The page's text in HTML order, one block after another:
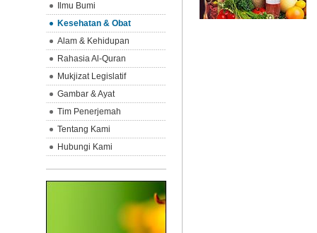
Ilmu Bumi
Kesehatan & Obat
Alam & Kehidupan
Rahasia Al-Quran
Mukjizat Legislatif
Gambar & Ayat
Tim Penerjemah
Tentang Kami
Hubungi Kami